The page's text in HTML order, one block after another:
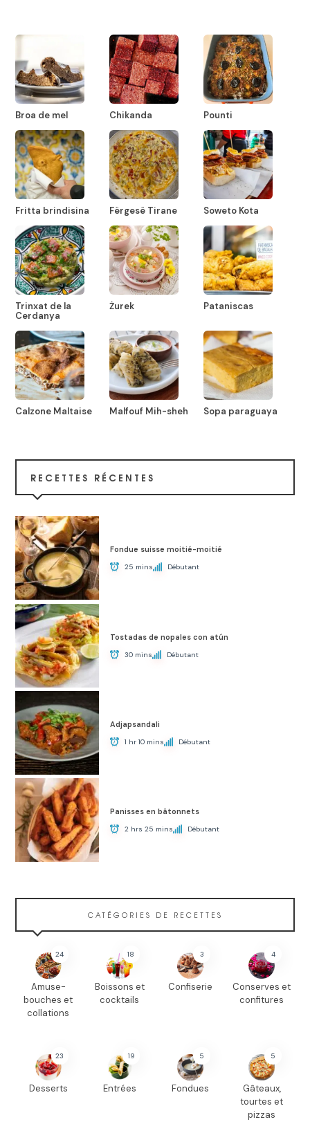
Broa de mel Chikanda Pounti
Fritta brindisina Fërgesë Tirane Soweto Kota
Trinxat de la
Cerdanya
Żurek Pataniscas
Calzone Maltaise Malfouf Mih-sheh Sopa paraguaya
RECETTES RÉCENTES
Fondue suisse moitié-moitié
25 mins Débutant
Tostadas de nopales con atún
30 mins Débutant
Adjapsandali
1 hr 10 mins Débutant
Panisses en bâtonnets
2 hrs 25 mins Débutant
CATÉGORIES DE RECETTES
24
Amuse-
bouches et
collations
18
Boissons et
cocktails
3
Confiserie
4
Conserves et
confitures
23
Desserts
19
Entrées
5
Fondues
5
Gâteaux,
tourtes et
pizzas